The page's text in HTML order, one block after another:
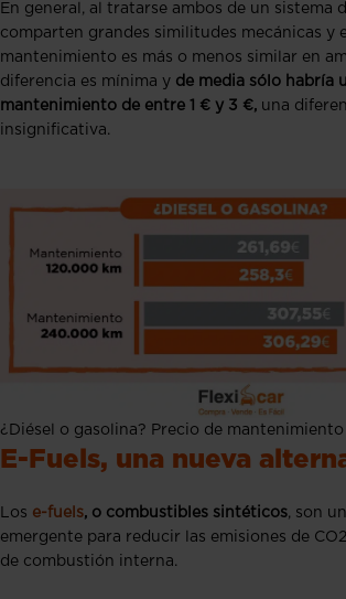
En general, al tratarse ambos de un sistema
comparten grandes similitudes mecánicas y
mantenimiento es más o menos similar en
diferencia es mínima y de media sólo habría
mantenimiento de entre 1 € y 3 €, una
insignificativa.
¿Diésel o gasolina? Precio de mantenimiento
E-Fuels, una nueva
Los e-fuels, o combustibles sintéticos, son
emergente para reducir las emisiones de
de combustión interna.